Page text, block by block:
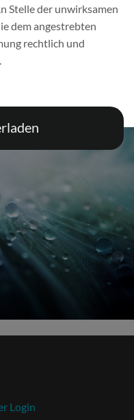
Stelle der unwirksamen
dem angestrebten
rechtlich und
Login